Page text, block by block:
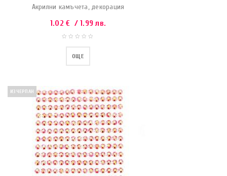
Акрилни камъчета, декорация
1.02€ / 1.99 лв.
ОЩЕ
ИЗЧЕРПАН